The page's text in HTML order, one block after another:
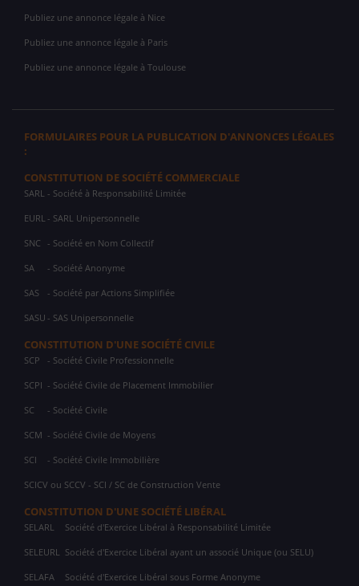
Publiez une annonce légale à Nice
Publiez une annonce légale à Paris
Publiez une annonce légale à Toulouse
FORMULAIRES POUR LA PUBLICATION D'ANNONCES LÉGALES
:
CONSTITUTION DE SOCIÉTÉ COMMERCIALE
SARL - Société à Responsabilité Limitée
EURL - SARL Unipersonnelle
SNC - Société en Nom Collectif
SA - Société Anonyme
SAS - Société par Actions Simplifiée
SASU - SAS Unipersonnelle
CONSTITUTION D'UNE SOCIÉTÉ CIVILE
SCP - Société Civile Professionnelle
SCPI - Société Civile de Placement Immobilier
SC - Société Civile
SCM - Société Civile de Moyens
SCI - Société Civile Immobilière
SCICV ou SCCV - SCI / SC de Construction Vente
CONSTITUTION D'UNE SOCIÉTÉ LIBÉRAL
SELARL Société d'Exercice Libéral à Responsabilité Limitée
SELEURL Société d'Exercice Libéral ayant un associé Unique (ou SELU)
SELAFA Société d'Exercice Libéral sous Forme Anonyme